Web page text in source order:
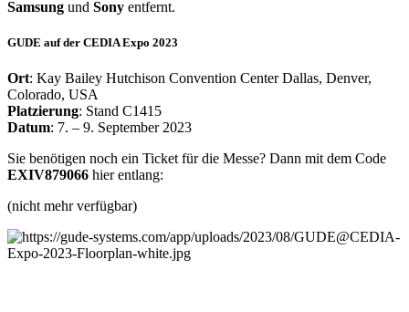
Samsung und Sony entfernt.
GUDE auf der CEDIA Expo 2023
Ort: Kay Bailey Hutchison Convention Center Dallas, Denver,
Colorado, USA
Platzierung: Stand C1415
Datum: 7. – 9. September 2023
Sie benötigen noch ein Ticket für die Messe? Dann mit dem Code
EXIV879066 hier entlang:
(nicht mehr verfügbar)